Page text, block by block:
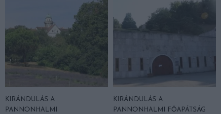
KIRÁNDULÁS A
PANNONHALMI
KIRÁNDULÁS A
PANNONHALMI FŐAPÁTSÁG